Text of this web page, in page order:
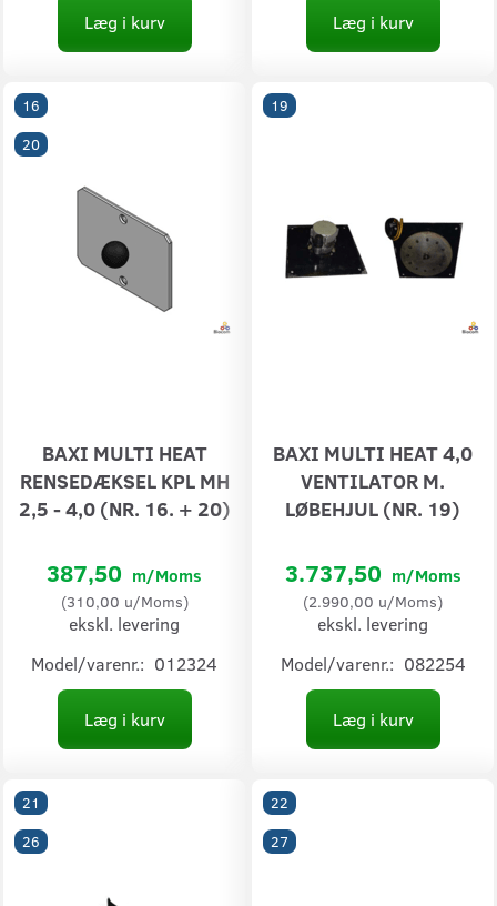
Læg i kurv Læg i kurv
16
20
BAXI MULTI HEAT
RENSEDÆKSEL KPL MH
2,5 - 4,0 (NR. 16. + 20)
387,50 m/Moms
(310,00 u/Moms)
ekskl. levering
Model/varenr.: 012324
Læg i kurv
19
BAXI MULTI HEAT 4,0
VENTILATOR M.
LØBEHJUL (NR. 19)
3.737,50 m/Moms
(2.990,00 u/Moms)
ekskl. levering
Model/varenr.: 082254
Læg i kurv
21
26
22
27